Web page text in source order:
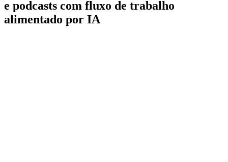
e podcasts com fluxo de trabalho
alimentado por IA